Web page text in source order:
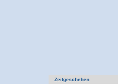
Zeitgeschehen